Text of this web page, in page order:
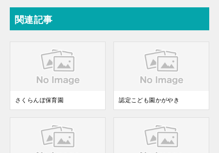
関連記事
さくらんぼ保育園 認定こども園かがやき